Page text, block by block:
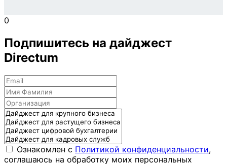
0
Подпишитесь на дайджест
Directum
Ознакомлен с Политикой конфиденциальности,
соглашаюсь на обработку моих персональных